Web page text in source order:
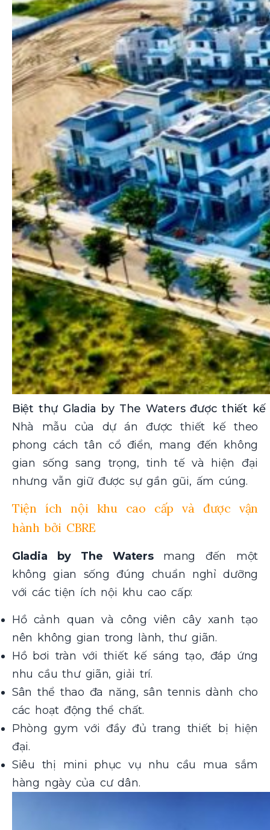
Biệt thự Gladia by The Waters được thiết
Nhà mẫu của dự án được thiết kế theo
phong cách tân cổ điển, mang đến không
gian sống sang trọng, tinh tế và hiện đại
nhưng vẫn giữ được sự gần gũi, ấm cúng.
Tiện ích nội khu cao cấp và được vận
hành bởi CBRE
Gladia by The Watersmang đến một
không gian sống đúng chuẩn nghỉ dưỡng
với các tiện ích nội khu cao cấp:
Hồ cảnh quan và công viên cây xanh tạo
nên không gian trong lành, thư giãn.
Hồ bơi tràn với thiết kế sáng tạo, đáp ứng
nhu cầu thư giãn, giải trí.
Sân thể thao đa năng, sân tennis dành cho
các hoạt động thể chất.
Phòng gym với đầy đủ trang thiết bị hiện
đại.
Siêu thị mini phục vụ nhu cầu mua sắm
hàng ngày của cư dân.